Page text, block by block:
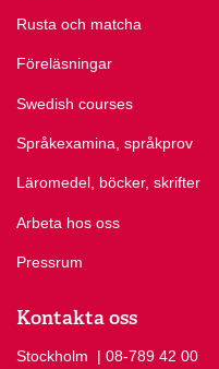
Rusta och matcha
Föreläsningar
Swedish courses
Språkexamina, språkprov
Läromedel, böcker, skrifter
Arbeta hos oss
Pressrum
Kontakta oss
Stockholm Ring Stockholm på
| 08-789 42 00